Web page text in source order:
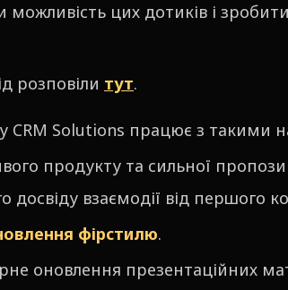
цих дотиків і
розповіли тут.
CRM Solutions працює з такими
продукту та сильної
досвіду взаємодії від першого
фірстилю.
оновлення презентаційних